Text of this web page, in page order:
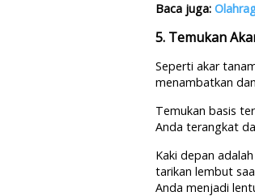
Baca juga:
5. Temukan
Seperti akar
menambatkan
Temukan basis
Anda terangkat
Kaki depan
tarikan lembut
Anda menjadi